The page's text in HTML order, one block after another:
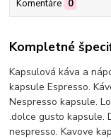
Komentáre 0
Kompletné
Kapsulová káva a
kapsule Espresso.
Nespresso kapsule.
.dolce gusto kapsule.
nespresso. Kavove